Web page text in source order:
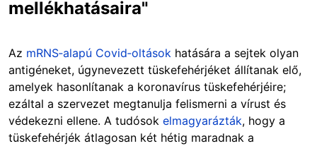
mellékhatásaira"
Az mRNS‑alapú Covid‑oltások hatására a sejtek olyan
antigéneket, úgynevezett tüskefehérjéket állítanak elő,
amelyek hasonlítanak a koronavírus tüskefehérjéire;
ezáltal a szervezet megtanulja felismerni a vírust és
védekezni ellene. A tudósok elmagyarázták, hogy a
tüskefehérjék átlagosan két hétig maradnak a